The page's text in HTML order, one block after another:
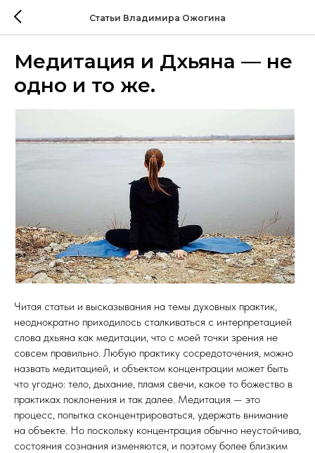
Статьи Владимира Ожогина
Медитация и Дхьяна — не
одно и то же.
Читая статьи и высказывания на темы духовных практик,
неоднократно приходилось сталкиваться с интерпретацией
слова дхьяна как медитации, что с моей точки зрения не
совсем правильно. Любую практику сосредоточения, можно
назвать медитацией, и объектом концентрации может быть
что угодно: тело, дыхание, пламя свечи, какое то божество в
практиках поклонения и так далее. Медитация — это
процесс, попытка сконцентрироваться, удержать внимание
на объекте. Но поскольку концентрация обычно неустойчива,
состояния сознания изменяются, и поэтому более близким